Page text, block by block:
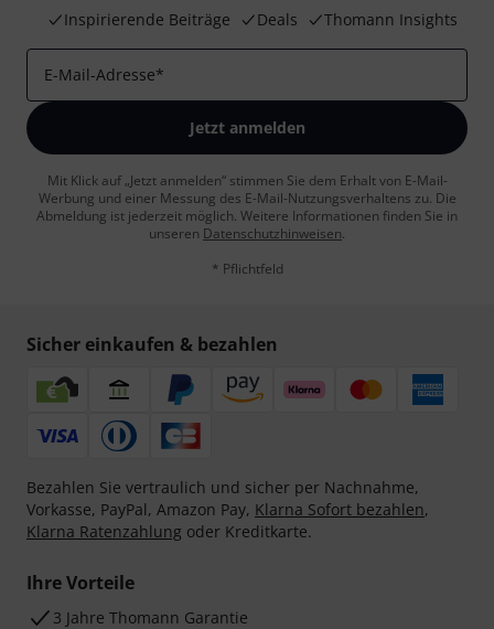
Inspirierende Beiträge
Deals Thomann Insights
E-Mail-Adresse*
Jetzt anmelden
Mit Klick auf „Jetzt anmelden“ stimmen Sie dem Erhalt von E-Mail-
Werbung und einer Messung des E-Mail-Nutzungsverhaltens zu. Die
Abmeldung ist jederzeit möglich. Weitere Informationen finden Sie in
unseren Datenschutzhinweisen.
* Pflichtfeld
Sicher einkaufen & bezahlen
Bezahlen Sie vertraulich und sicher per Nachnahme,
Vorkasse, PayPal, Amazon Pay, Klarna Sofort bezahlen,
Klarna Ratenzahlung oder Kreditkarte.
Ihre Vorteile
3 Jahre Thomann Garantie